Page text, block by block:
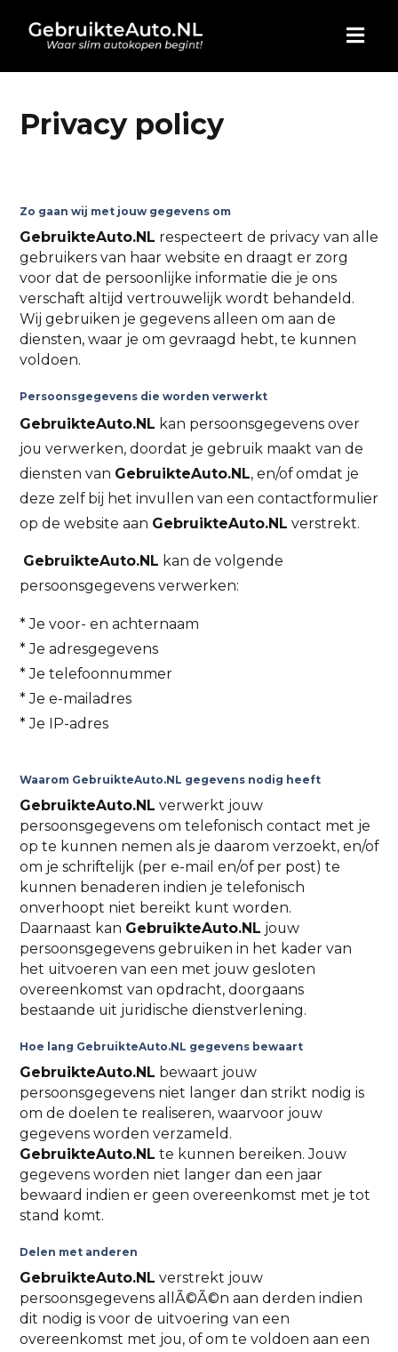
HOME
ADVERTEREN
BLOG
WIE ZIJN WIJ
CONTACT
Privacy policy
Zo gaan wij met jouw gegevens om
GebruikteAuto.NL respecteert de privacy van alle
gebruikers van haar website en draagt er zorg
voor dat de persoonlijke informatie die je ons
verschaft altijd vertrouwelijk wordt behandeld.
Wij gebruiken je gegevens alleen om aan de
diensten, waar je om gevraagd hebt, te kunnen
voldoen.
Persoonsgegevens die worden verwerkt
GebruikteAuto.NL kan persoonsgegevens over
jou verwerken, doordat je gebruik maakt van de
diensten van GebruikteAuto.NL, en/of omdat je
deze zelf bij het invullen van een contactformulier
op de website aan GebruikteAuto.NL verstrekt.
GebruikteAuto.NL kan de volgende
persoonsgegevens verwerken:
* Je voor- en achternaam
* Je adresgegevens
* Je telefoonnummer
* Je e-mailadres
* Je IP-adres
Waarom GebruikteAuto.NL gegevens nodig heeft
GebruikteAuto.NL verwerkt jouw
persoonsgegevens om telefonisch contact met je
op te kunnen nemen als je daarom verzoekt, en/of
om je schriftelijk (per e-mail en/of per post) te
kunnen benaderen indien je telefonisch
onverhoopt niet bereikt kunt worden.
Daarnaast kan GebruikteAuto.NL jouw
persoonsgegevens gebruiken in het kader van
het uitvoeren van een met jouw gesloten
overeenkomst van opdracht, doorgaans
bestaande uit juridische dienstverlening.
Hoe lang GebruikteAuto.NL gegevens bewaart
GebruikteAuto.NL bewaart jouw
persoonsgegevens niet langer dan strikt nodig is
om de doelen te realiseren, waarvoor jouw
gegevens worden verzameld.
GebruikteAuto.NL te kunnen bereiken. Jouw
gegevens worden niet langer dan een jaar
bewaard indien er geen overeenkomst met je tot
stand komt.
Delen met anderen
GebruikteAuto.NL verstrekt jouw
persoonsgegevens allÃ©Ã©n aan derden indien
dit nodig is voor de uitvoering van een
overeenkomst met jou, of om te voldoen aan een